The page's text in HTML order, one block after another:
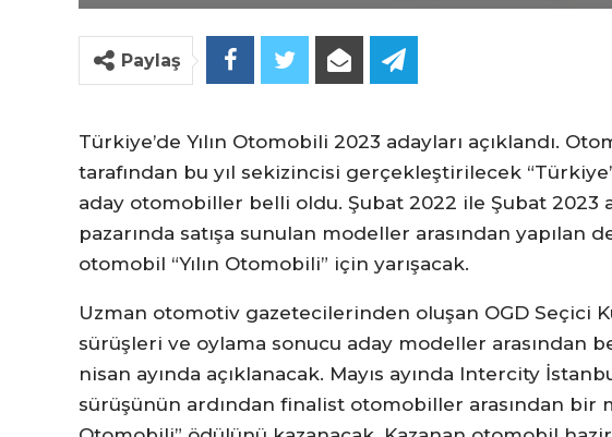
Paylaş
Türkiye’de Yılın Otomobili 2023 adayları açıklandı.
tarafından bu yıl sekizincisi gerçekleştirilecek
aday otomobiller belli oldu. Şubat 2022 ile Şubat 2023
pazarında satışa sunulan modeller arasından yapılan
otomobil “Yılın Otomobili” için yarışacak.
Uzman otomotiv gazetecilerinden oluşan OGD Seçici
sürüşleri ve oylama sonucu aday modeller arasından
nisan ayında açıklanacak. Mayıs ayında Intercity
sürüşünün ardından finalist otomobiller arasından bir